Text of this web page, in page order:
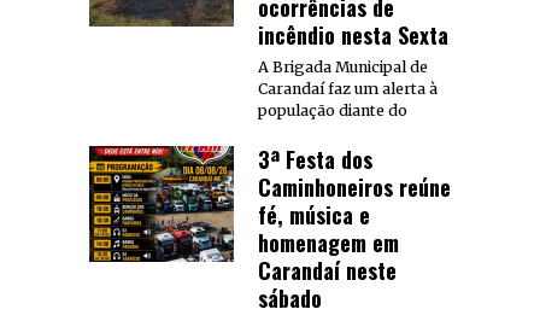
ocorrências de
incêndio nesta Sexta
A Brigada Municipal de
Carandaí faz um alerta à
população diante do
3ª Festa dos
Caminhoneiros reúne
fé, música e
homenagem em
Carandaí neste
sábado